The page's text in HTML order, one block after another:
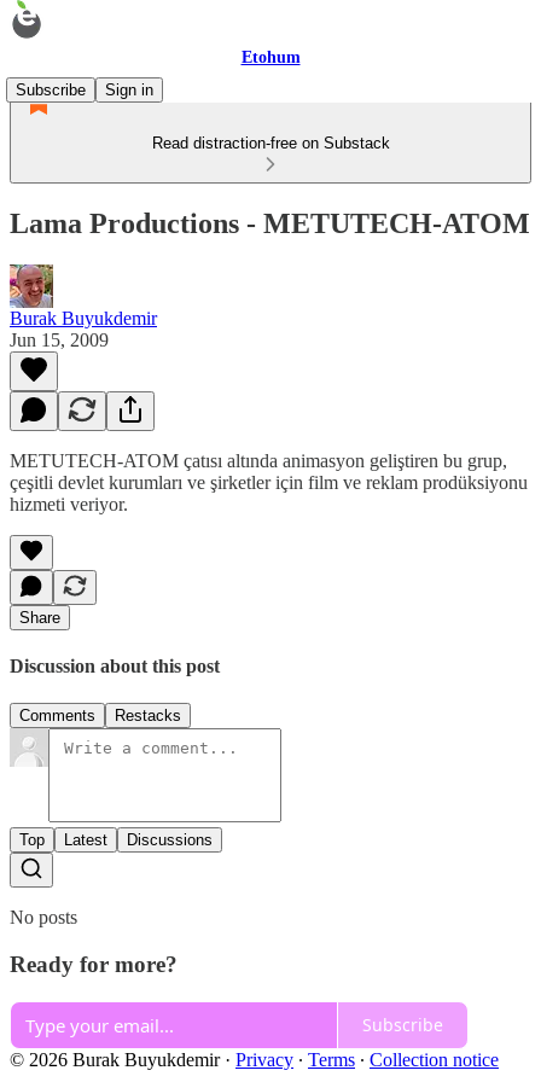
Etohum
Subscribe
Sign in
Read distraction-free on Substack
Lama Productions - METUTECH-ATOM
Burak Buyukdemir
Jun 15, 2009
METUTECH-ATOM çatısı altında animasyon geliştiren bu grup,
çeşitli devlet kurumları ve şirketler için film ve reklam prodüksiyonu
hizmeti veriyor.
Share
Discussion about this post
Comments Restacks
Top Latest Discussions
No posts
Ready for more?
Subscribe
© 2026 Burak Buyukdemir· Privacy ∙ Terms ∙ Collection notice